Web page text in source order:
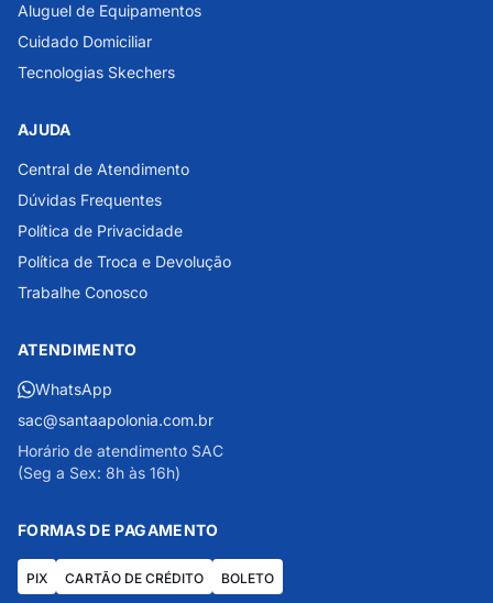
Aluguel de Equipamentos
Cuidado Domiciliar
Tecnologias Skechers
AJUDA
Central de Atendimento
Dúvidas Frequentes
Política de Privacidade
Política de Troca e Devolução
Trabalhe Conosco
ATENDIMENTO
WhatsApp
sac@santaapolonia.com.br
Horário de atendimento SAC
(Seg a Sex: 8h às 16h)
FORMAS DE PAGAMENTO
PIX CARTÃO DE CRÉDITO BOLETO